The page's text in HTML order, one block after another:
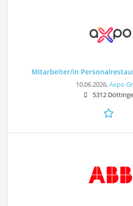
Mitarbeiter/in
10.06.2026,Axpo
5312